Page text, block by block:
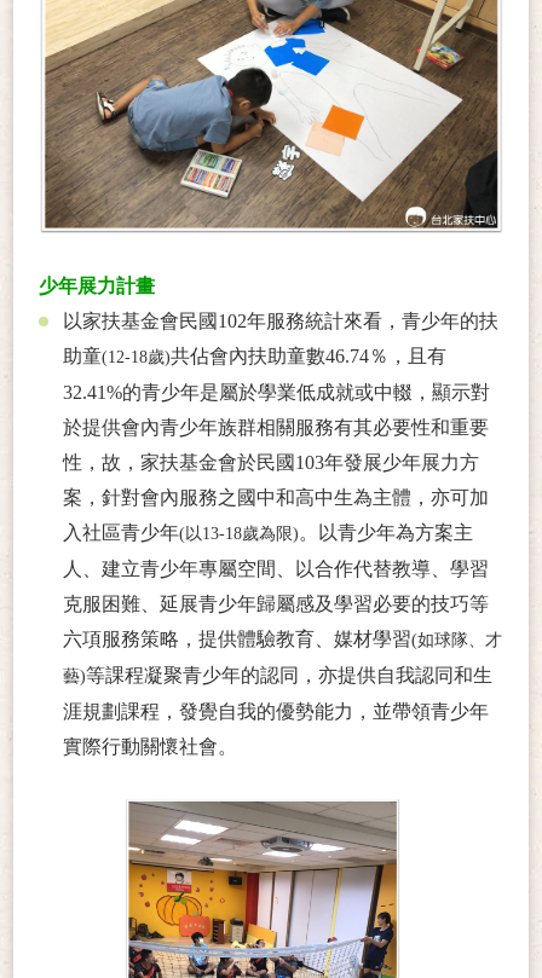
少年展力計畫
以家扶基金會民國102年服務統計來看，青少年的扶
助童(12-18歲)共佔會內扶助童數46.74％，且有
32.41%的青少年是屬於學業低成就或中輟，顯示對
於提供會內青少年族群相關服務有其必要性和重要
性，故，家扶基金會於民國103年發展少年展力方
案，針對會內服務之國中和高中生為主體，亦可加
入社區青少年(以13-18歲為限) 。以青少年為方案主
人、建立青少年專屬空間、以合作代替教導、學習
克服困難、延展青少年歸屬感及學習必要的技巧等
六項服務策略，提供體驗教育、媒材學習(如球隊、才
藝)等課程凝聚青少年的認同，亦提供自我認同和生
涯規劃課程，發覺自我的優勢能力，並帶領青少年
實際行動關懷社會。